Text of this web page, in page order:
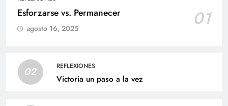
Esforzarse vs. Permanecer 01
agosto 16, 2025
02 REFLEXIONES
Victoria un paso a la vez